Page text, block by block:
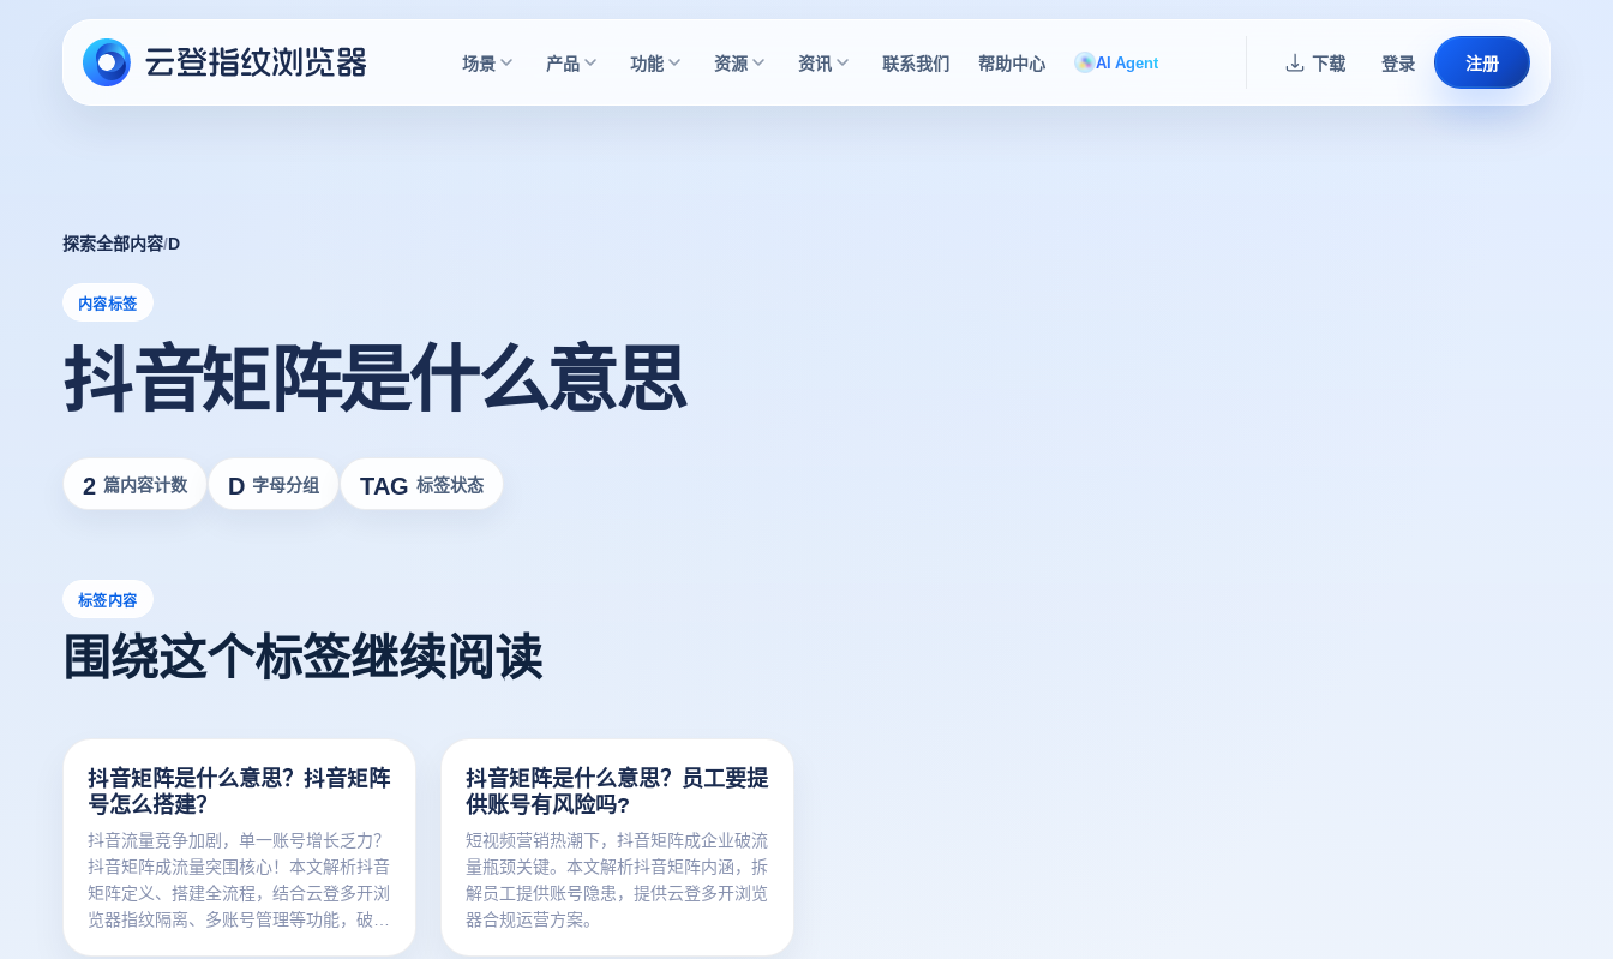
场景 产品 功能 资源 资讯 联系我们 帮助中心 AI Agent 下载 登录 注册
探索全部内容/D
内容标签
抖音矩阵是什么意思
2 篇内容计数 D 字母分组 TAG 标签状态
标签内容
围绕这个标签继续阅读
抖音矩阵是什么意思？抖音矩阵
号怎么搭建？
抖音流量竞争加剧，单一账号增长乏力？
抖音矩阵成流量突围核心！本文解析抖音
矩阵定义、搭建全流程，结合云登多开浏
览器指纹隔离、多账号管理等功能，破解
抖音矩阵是什么意思？员工要提
供账号有风险吗?
短视频营销热潮下，抖音矩阵成企业破流
量瓶颈关键。本文解析抖音矩阵内涵，拆
解员工提供账号隐患，提供云登多开浏览
器合规运营方案。